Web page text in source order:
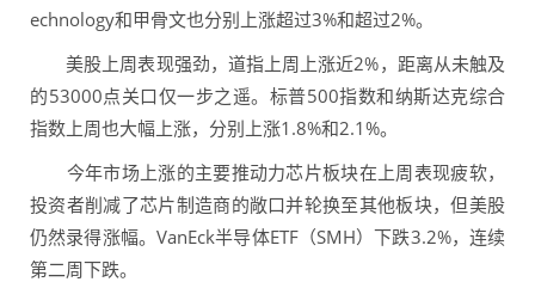
echnology和甲骨文也分别上涨超过3%和超过2%。
美股上周表现强劲，道指上周上涨近2%，距离从未触及
的53000点关口仅一步之遥。标普500指数和纳斯达克综合
指数上周也大幅上涨，分别上涨1.8%和2.1%。
今年市场上涨的主要推动力芯片板块在上周表现疲软，
投资者削减了芯片制造商的敞口并轮换至其他板块，但美股
仍然录得涨幅。VanEck半导体ETF（SMH）下跌3.2%，连续
第二周下跌。